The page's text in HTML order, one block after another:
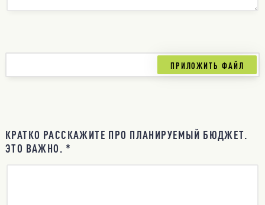
КРАТКО РАССКАЖИТЕ ПРО ПЛАНИРУЕМЫЙ БЮДЖЕТ.
ЭТО ВАЖНО. *